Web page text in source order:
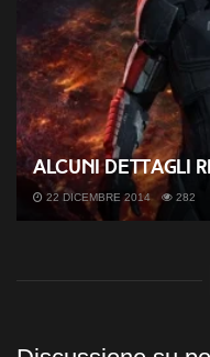
Alcuni dettagli
22 DICEMBRE 2014 282